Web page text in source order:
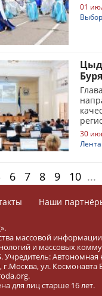
01
30
6 7 8 9 10 ...
Наши
массовой
и массовых
Учредитель:
ул. Космонавта
для лиц старше 16 лет.